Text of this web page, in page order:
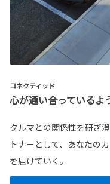
コネクティッド
心が通い合っているよ
クルマとの関係性を研ぎ
トナーとして、あなたの
を届けていく。